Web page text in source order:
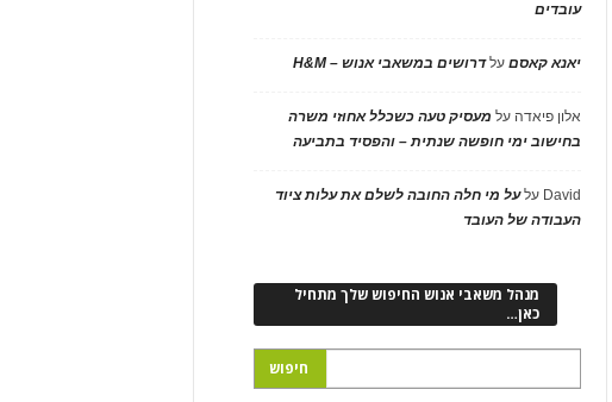
עובדים
יאנא קאסםעלדרושים במשאבי אנוש – H&M
אלון פיאדה על מעסיק טעה כשכלל אחוזי משרה
בחישוב ימי חופשה שנתית – והפסיד בתביעה
David עלעל מי חלה החובה לשלם את עלות ציוד
העבודה של העובד
מנהל משאבי אנוש החיפוש שלך מתחיל
כאן…